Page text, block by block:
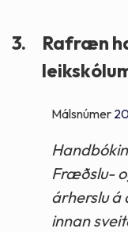
3.
Rafræn
Málsnúmer
Fræðslu-
árherslu á
innan